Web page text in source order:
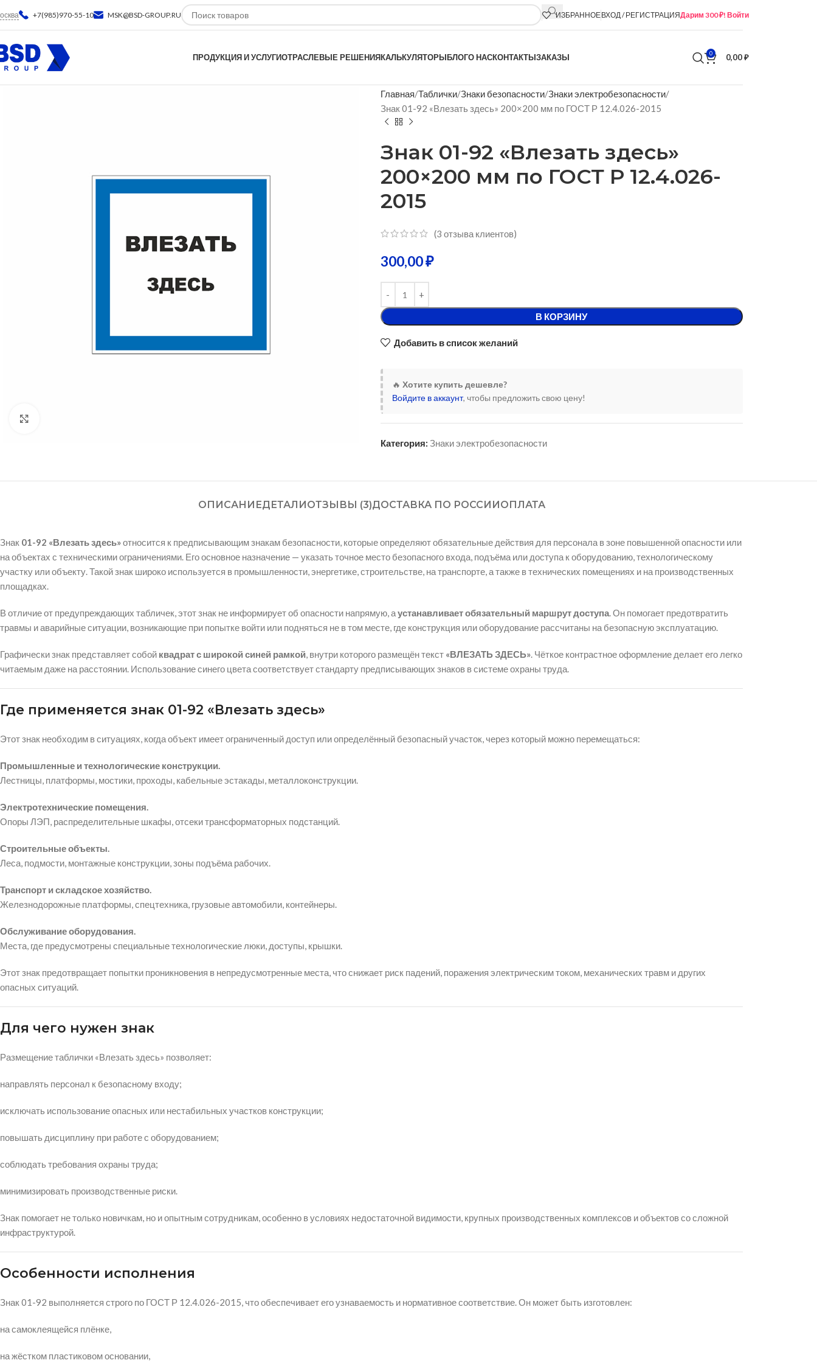
+7(985)970-55-10 MSK@BSD-GROUP.RU ИЗБРАННОЕВХОД / РЕГИСТРАЦИЯДарим 300 ₽! Войти
ПРОДУКЦИЯ И УСЛУГИОТРАСЛЕВЫЕ РЕШЕНИЯКАЛЬКУЛЯТОРЫБЛОГО НАСКОНТАКТЫЗАКАЗЫ 0 0,00₽
Главная Таблички Знаки безопасности Знаки электробезопасности
Знак 01-92 «Влезать здесь» 200×200 мм по ГОСТ Р 12.4.026-2015
Знак 01-92 «Влезать здесь»
200×200 мм по ГОСТ Р 12.4.026-
2015
(3 отзыва клиентов)
300,00₽
В КОРЗИНУ
Добавить в список желаний
🔥 Хотите купить дешевле?
Войдите в аккаунт, чтобы предложить свою цену!
Категория: Знаки электробезопасности
ОПИСАНИЕДЕТАЛИ ОТЗЫВЫ (3)ДОСТАВКА ПО РОССИИ ОПЛАТА
Знак 01-92 «Влезать здесь»относится к предписывающим знакам безопасности, которые определяют обязательные действия для персонала в зоне повышенной опасности или
на объектах с техническими ограничениями. Его основное назначение — указать точное место безопасного входа, подъёма или доступа к оборудованию, технологическому
участку или объекту. Такой знак широко используется в промышленности, энергетике, строительстве, на транспорте, а также в технических помещениях и на производственных
площадках.
В отличие от предупреждающих табличек, этот знак не информирует об опасности напрямую, аустанавливает обязательный маршрут доступа. Он помогает предотвратить
травмы и аварийные ситуации, возникающие при попытке войти или подняться не в том месте, где конструкция или оборудование рассчитаны на безопасную эксплуатацию.
Графически знак представляет собой квадрат с широкой синей рамкой, внутри которого размещён текст «ВЛЕЗАТЬ ЗДЕСЬ». Чёткое контрастное оформление делает его легко
читаемым даже на расстоянии. Использование синего цвета соответствует стандарту предписывающих знаков в системе охраны труда.
Где применяется знак 01-92 «Влезать здесь»
Этот знак необходим в ситуациях, когда объект имеет ограниченный доступ или определённый безопасный участок, через который можно перемещаться:
Промышленные и технологические конструкции.
Лестницы, платформы, мостики, проходы, кабельные эстакады, металлоконструкции.
Электротехнические помещения.
Опоры ЛЭП, распределительные шкафы, отсеки трансформаторных подстанций.
Строительные объекты.
Леса, подмости, монтажные конструкции, зоны подъёма рабочих.
Транспорт и складское хозяйство.
Железнодорожные платформы, спецтехника, грузовые автомобили, контейнеры.
Обслуживание оборудования.
Места, где предусмотрены специальные технологические люки, доступы, крышки.
Этот знак предотвращает попытки проникновения в непредусмотренные места, что снижает риск падений, поражения электрическим током, механических травм и других
опасных ситуаций.
Для чего нужен знак
Размещение таблички «Влезать здесь» позволяет:
направлять персонал к безопасному входу;
исключать использование опасных или нестабильных участков конструкции;
повышать дисциплину при работе с оборудованием;
соблюдать требования охраны труда;
минимизировать производственные риски.
Знак помогает не только новичкам, но и опытным сотрудникам, особенно в условиях недостаточной видимости, крупных производственных комплексов и объектов со сложной
инфраструктурой.
Особенности исполнения
Знак 01-92 выполняется строго по ГОСТ Р 12.4.026-2015, что обеспечивает его узнаваемость и нормативное соответствие. Он может быть изготовлен:
на самоклеящейся плёнке,
на жёстком пластиковом основании,